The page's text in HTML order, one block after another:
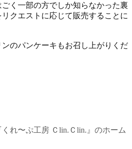
く一部の方でしか知らなかった裏
クエストに応じて販売することに
のパンケーキもお召し上がりくだ
れ〜ぷ工房 Ｃlin.Ｃlin.』のホーム